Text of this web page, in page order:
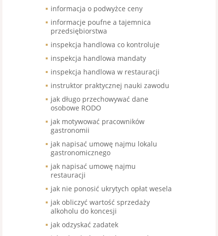
informacja o podwyżce ceny
informacje poufne a tajemnica
przedsiębiorstwa
inspekcja handlowa co kontroluje
inspekcja handlowa mandaty
inspekcja handlowa w restauracji
instruktor praktycznej nauki zawodu
jak długo przechowywać dane
osobowe RODO
jak motywować pracowników
gastronomii
jak napisać umowę najmu lokalu
gastronomicznego
jak napisać umowę najmu
restauracji
jak nie ponosić ukrytych opłat wesela
jak obliczyć wartość sprzedaży
alkoholu do koncesji
jak odzyskać zadatek